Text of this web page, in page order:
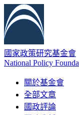
國家政策研究基金會
National Policy
關於基金會
全部文章
國政評論